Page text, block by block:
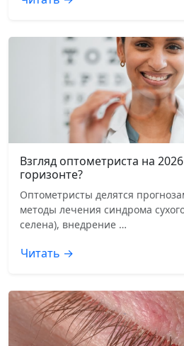
Взгляд оптометриста на
горизонте?
Оптометристы делятся
методы лечения синдрома
селена), внедрение …
Читать →